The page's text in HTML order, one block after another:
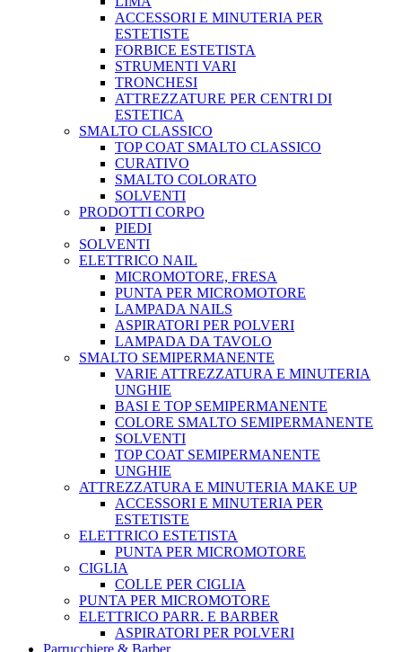
ACCESSORI E MINUTERIA PER
ESTETISTE
FORBICE ESTETISTA
STRUMENTI VARI
TRONCHESI
ATTREZZATURE PER CENTRI DI
ESTETICA
SMALTO CLASSICO
TOP COAT SMALTO CLASSICO
CURATIVO
SMALTO COLORATO
SOLVENTI
PRODOTTI CORPO
PIEDI
SOLVENTI
ELETTRICO NAIL
MICROMOTORE, FRESA
PUNTA PER MICROMOTORE
LAMPADA NAILS
ASPIRATORI PER POLVERI
LAMPADA DA TAVOLO
SMALTO SEMIPERMANENTE
VARIE ATTREZZATURA E MINUTERIA
UNGHIE
BASI E TOP SEMIPERMANENTE
COLORE SMALTO SEMIPERMANENTE
SOLVENTI
TOP COAT SEMIPERMANENTE
UNGHIE
ATTREZZATURA E MINUTERIA MAKE UP
ACCESSORI E MINUTERIA PER
ESTETISTE
ELETTRICO ESTETISTA
PUNTA PER MICROMOTORE
CIGLIA
COLLE PER CIGLIA
PUNTA PER MICROMOTORE
ELETTRICO PARR. E BARBER
ASPIRATORI PER POLVERI
Parrucchiere & Barber